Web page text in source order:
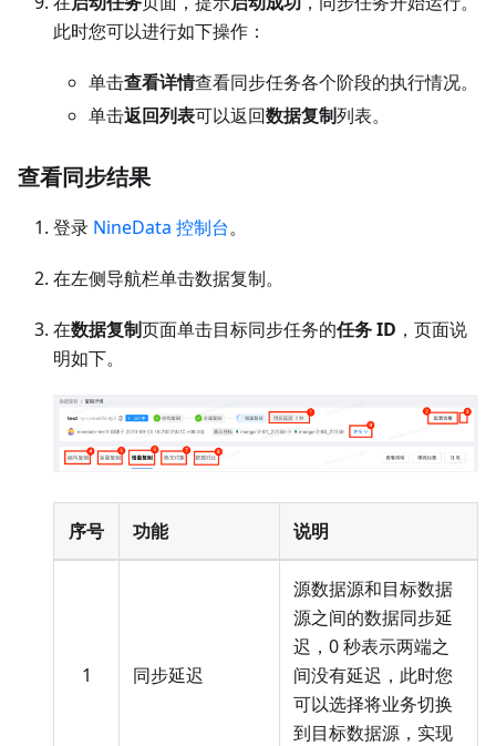
此时您可以进行如下操作：
单击查看详情查看同步任务各个阶段的执行情况。
单击返回列表可以返回数据复制列表。
查看同步结果
登录 NineData 控制台。
在左侧导航栏单击数据复制。
在数据复制页面单击目标同步任务的任务 ID ，页面说
明如下。
序号 功能 说明
1 同步延迟
源数据源和目标数据
源之间的数据同步延
迟，0 秒表示两端之
间没有延迟，此时您
可以选择将业务切换
到目标数据源，实现